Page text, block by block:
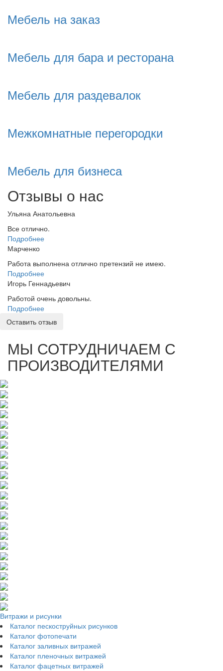
Мебель на заказ
Мебель для бара и ресторана
Мебель для раздевалок
Межкомнатные перегородки
Мебель для бизнеса
Отзывы о нас
Ульяна Анатольевна
Все отлично.
Подробнее
Марченко
Работа выполнена отлично претензий не имею.
Подробнее
Игорь Геннадьевич
Работой очень довольны.
Подробнее
Оставить отзыв
МЫ СОТРУДНИЧАЕМ С
ПРОИЗВОДИТЕЛЯМИ
Витражи и рисунки
Каталог пескоструйных рисунков
Каталог фотопечати
Каталог заливных витражей
Каталог пленочных витражей
Каталог фацетных витражей